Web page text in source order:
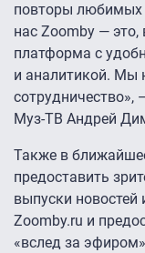
повторы любимых
нас Zoomby — это,
платформа с
и аналитикой. Мы
сотрудничество»,
Муз-ТВ Андрей
Также в
предоставить
выпуски
Zoomby.ru и
«вслед за